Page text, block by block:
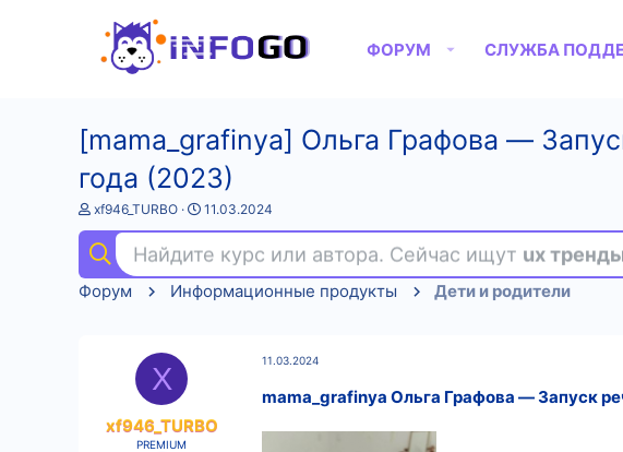
ФОРУМ СЛУЖБА
[mama_grafinya] Ольга Графова ―
года (2023)
А
т
о
р
т
xf946_TURBO
Д
а
н
а
11.03.2024
Найдите курс или автора. Сейчас ищут ux
Форум
Информационные продукты Дети и родители
X
xf946_TURBO
PREMIUM
11.03.2024
mama_grafinya Ольга Графова ― Запуск